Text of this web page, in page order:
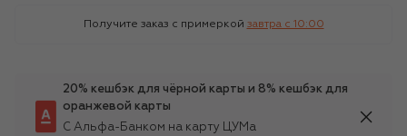
Получите заказ с примеркой завтра c 10:00
20% кешбэк для чёрной карты и 8% кешбэк для
оранжевой карты
С Альфа-Банком на карту ЦУМа